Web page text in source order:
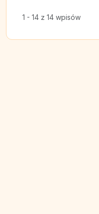
1 - 14 z 14 wpisów